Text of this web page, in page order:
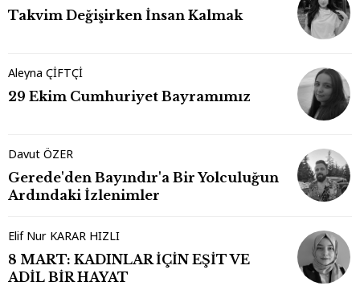
Takvim Değişirken İnsan Kalmak
Aleyna ÇİFTÇİ
29 Ekim Cumhuriyet Bayramımız
Davut ÖZER
Gerede'den Bayındır'a Bir Yolculuğun
Ardındaki İzlenimler
Elif Nur KARAR HIZLI
8 MART: KADINLAR İÇİN EŞİT VE
ADİL BİR HAYAT